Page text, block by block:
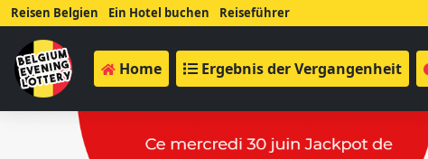
Reisen Belgien Ein Hotel buchen Reiseführer
Home Ergebnis der Vergangenheit